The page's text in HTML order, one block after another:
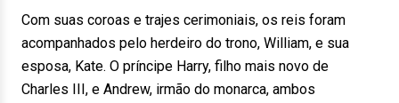
Com suas coroas e trajes cerimoniais, os reis foram
acompanhados pelo herdeiro do trono, William, e sua
esposa, Kate. O príncipe Harry, filho mais novo de
Charles III, e Andrew, irmão do monarca, ambos